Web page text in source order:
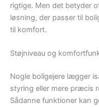
rigtige. Men det betyder
løsning, der passer til
til komfort.
Støjniveau og
Nogle boligejere lægger
styring eller mere præcis
Sådanne funktioner kan